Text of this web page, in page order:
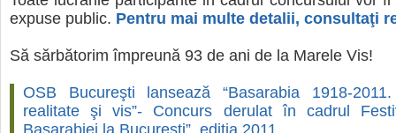
expuse public. Pentru mai multe detalii, consultaţi
Să sărbătorim împreună 93 de ani de la Marele Vis!
OSB Bucureşti lansează “Basarabia 1918-
realitate şi vis”- Concurs derulat în cadrul
Basarabiei la Bucureşti”, ediţia 2011